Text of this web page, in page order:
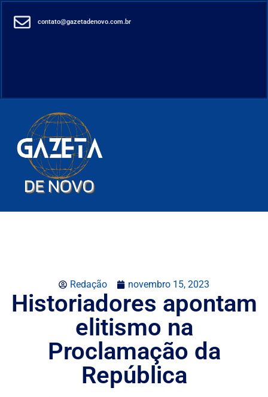
contato@gazetadenovo.com.br
Redação novembro 15, 2023
Historiadores apontam
elitismo na
Proclamação da
República